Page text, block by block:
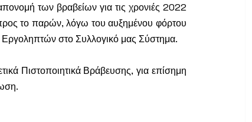
των βραβείων για τις χρονιές 2022
το παρών, λόγω του αυξημένου φόρτου
Εργοληπτών στο Συλλογικό μας Σύστημα.
Πιστοποιητικά Βράβευσης, για επίσημη